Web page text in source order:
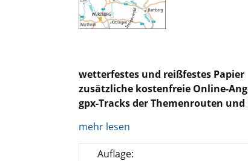
wetterfestes und reißfestes Papier
zusätzliche kostenfreie Online-
gpx-Tracks der Themenrouten
mehr lesen
Auflage: